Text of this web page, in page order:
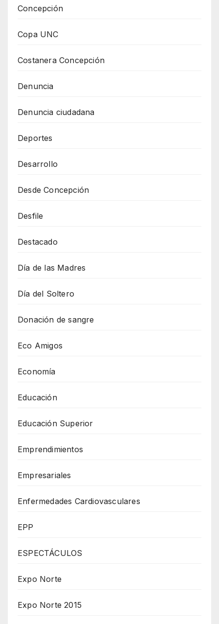
Concepción
Copa UNC
Costanera Concepción
Denuncia
Denuncia ciudadana
Deportes
Desarrollo
Desde Concepción
Desfile
Destacado
Día de las Madres
Día del Soltero
Donación de sangre
Eco Amigos
Economía
Educación
Educación Superior
Emprendimientos
Empresariales
Enfermedades Cardiovasculares
EPP
ESPECTÁCULOS
Expo Norte
Expo Norte 2015